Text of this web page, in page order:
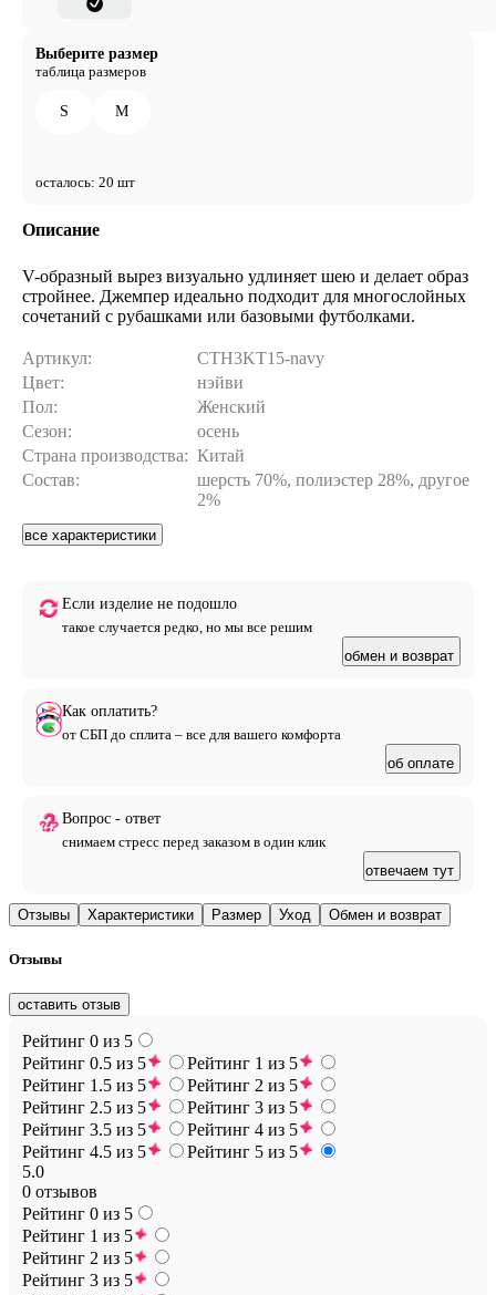
Выберите размер
таблица размеров
S M
осталось: 20 шт
Описание
V-образный вырез визуально удлиняет шею и делает образ
стройнее. Джемпер идеально подходит для многослойных
сочетаний с рубашками или базовыми футболками.
Артикул:
CTH3KT15-navy
Цвет:
нэйви
Пол:
Женский
Сезон:
осень
Страна производства: Китай
Состав:
шерсть 70%, полиэстер 28%, другое
2%
все характеристики
Если изделие не подошло
такое случается редко, но мы все решим
обмен и возврат
Как оплатить?
от СБП до сплита – все для вашего комфорта
об оплате
Вопрос - ответ
снимаем стресс перед заказом в один клик
отвечаем тут
Отзывы Характеристики Размер Уход Обмен и возврат
Отзывы
оставить отзыв
Рейтинг 0 из 5
Рейтинг 0.5 из 5
Рейтинг 1 из 5
Рейтинг 1.5 из 5
Рейтинг 2 из 5
Рейтинг 2.5 из 5
Рейтинг 3 из 5
Рейтинг 3.5 из 5
Рейтинг 4 из 5
Рейтинг 4.5 из 5
Рейтинг 5 из 5
5.0
0 отзывов
Рейтинг 0 из 5
Рейтинг 1 из 5
Рейтинг 2 из 5
Рейтинг 3 из 5